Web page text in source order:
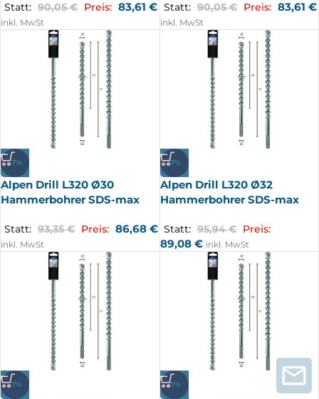
Statt: 90,05€ Preis: 83,61 €
inkl. MwSt
Statt: 90,05€ Preis: 83,61 €
inkl. MwSt
-7%
Alpen Drill L320 Ø30
Hammerbohrer SDS-max
Statt: 93,35€ Preis: 86,68 €
inkl. MwSt
-7%
Alpen Drill L320 Ø32
Hammerbohrer SDS-max
Statt: 95,94€ Preis:
89,08 € inkl. MwSt
-7% -7%